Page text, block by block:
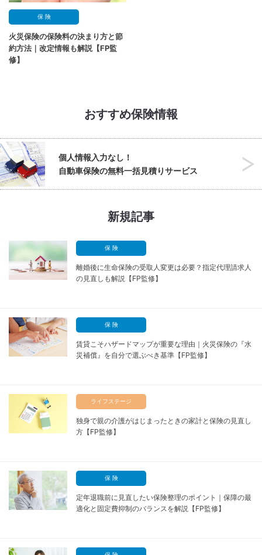
保 険
火災保険の保険料の決まり方と節
約方法｜改定情報も解説【FP監
修】
おすすめ保険情報
個人情報入力なし！
自動車保険の無料一括見積りサービス
新規記事
保 険
離婚後に生命保険の受取人変更は必要？指定代理請求人
の見直しも解説【FP監修】
保 険
賃貸こそハザードマップが重要な理由｜火災保険の『水
災補償』を自分で選ぶべき基準【FP監修】
ライフステージ
独身で親の介護がはじまったときの家計と保険の見直し
方【FP監修】
保 険
定年退職前に見直したい保険整理のポイント｜保障の最
適化と固定費抑制のバランスを解説【FP監修】